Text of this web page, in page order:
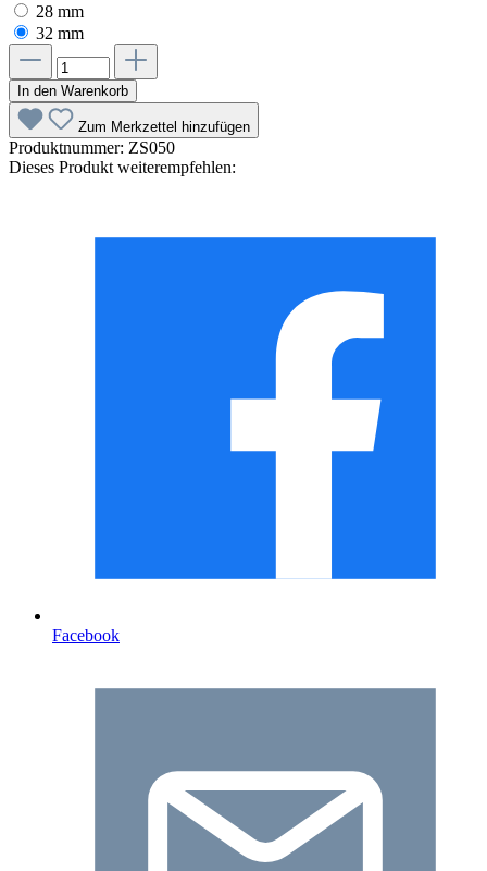
28 mm
32 mm
In den Warenkorb
Zum Merkzettel hinzufügen
Produktnummer: ZS050
Dieses Produkt weiterempfehlen:
Facebook